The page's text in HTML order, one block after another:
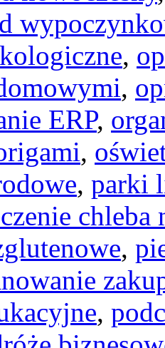
,
,
ERP,
,
, parki
chleba
,
,